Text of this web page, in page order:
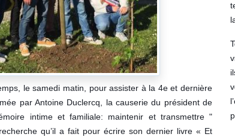
le samedi matin, pour assister à la 4e et dernière
par Antoine Duclercq, la causerie du président de
intime et familiale: maintenir et transmettre "
qu’il a fait pour écrire son dernier livre « Et